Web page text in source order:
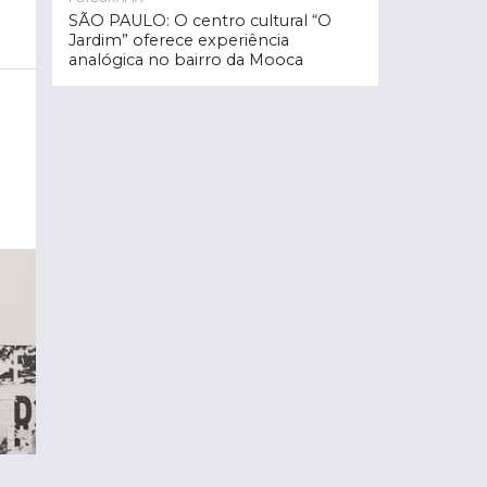
SÃO PAULO: O centro cultural “O
Jardim” oferece experiência
analógica no bairro da Mooca